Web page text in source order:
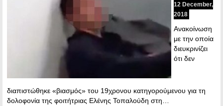
12 December,
2018
Ανακοίνωση
με την οποία
διευκρινίζει
ότι δεν
διαπιστώθηκε «βιασμός» του 19χρονου κατηγορούμενου για τη
δολοφονία της φοιτήτριας Ελένης Τοπαλούδη στη…